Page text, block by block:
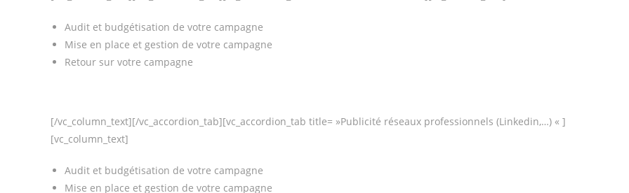
Audit et budgétisation de votre campagne
Mise en place et gestion de votre campagne
Retour sur votre campagne
[/vc_column_text][/vc_accordion_tab][vc_accordion_tab title= »Publicité réseaux professionnels (Linkedin,…) « ]
[vc_column_text]
Audit et budgétisation de votre campagne
Mise en place et gestion de votre campagne